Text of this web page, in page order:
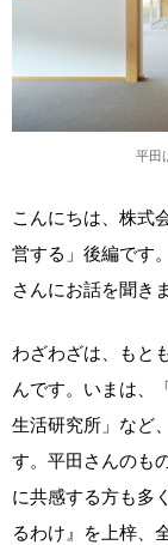
平田
こんにちは、株式
営する」後編です
さんにお話を聞き
わざわざは、もと
んです。いまは、
生活研究所」など
す。平田さんのも
に共感する方も多
るわけ』を上梓、